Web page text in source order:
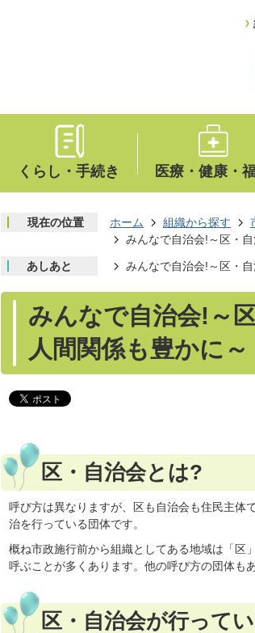
くらし・手続き 医療・健康・
現在の位置 ホーム 組織から探す
みんなで自治会!～区・
あしあと みんなで自治会!～区・
みんなで自治会!～
人間関係も豊かに～
区・自治会とは?
呼び方は異なりますが、区も自治会も住民主体
治を行っている団体です。
概ね市政施行前から組織としてある地域は「区
呼ぶことが多くあります。他の呼び方の団体もあ
区・自治会が行って